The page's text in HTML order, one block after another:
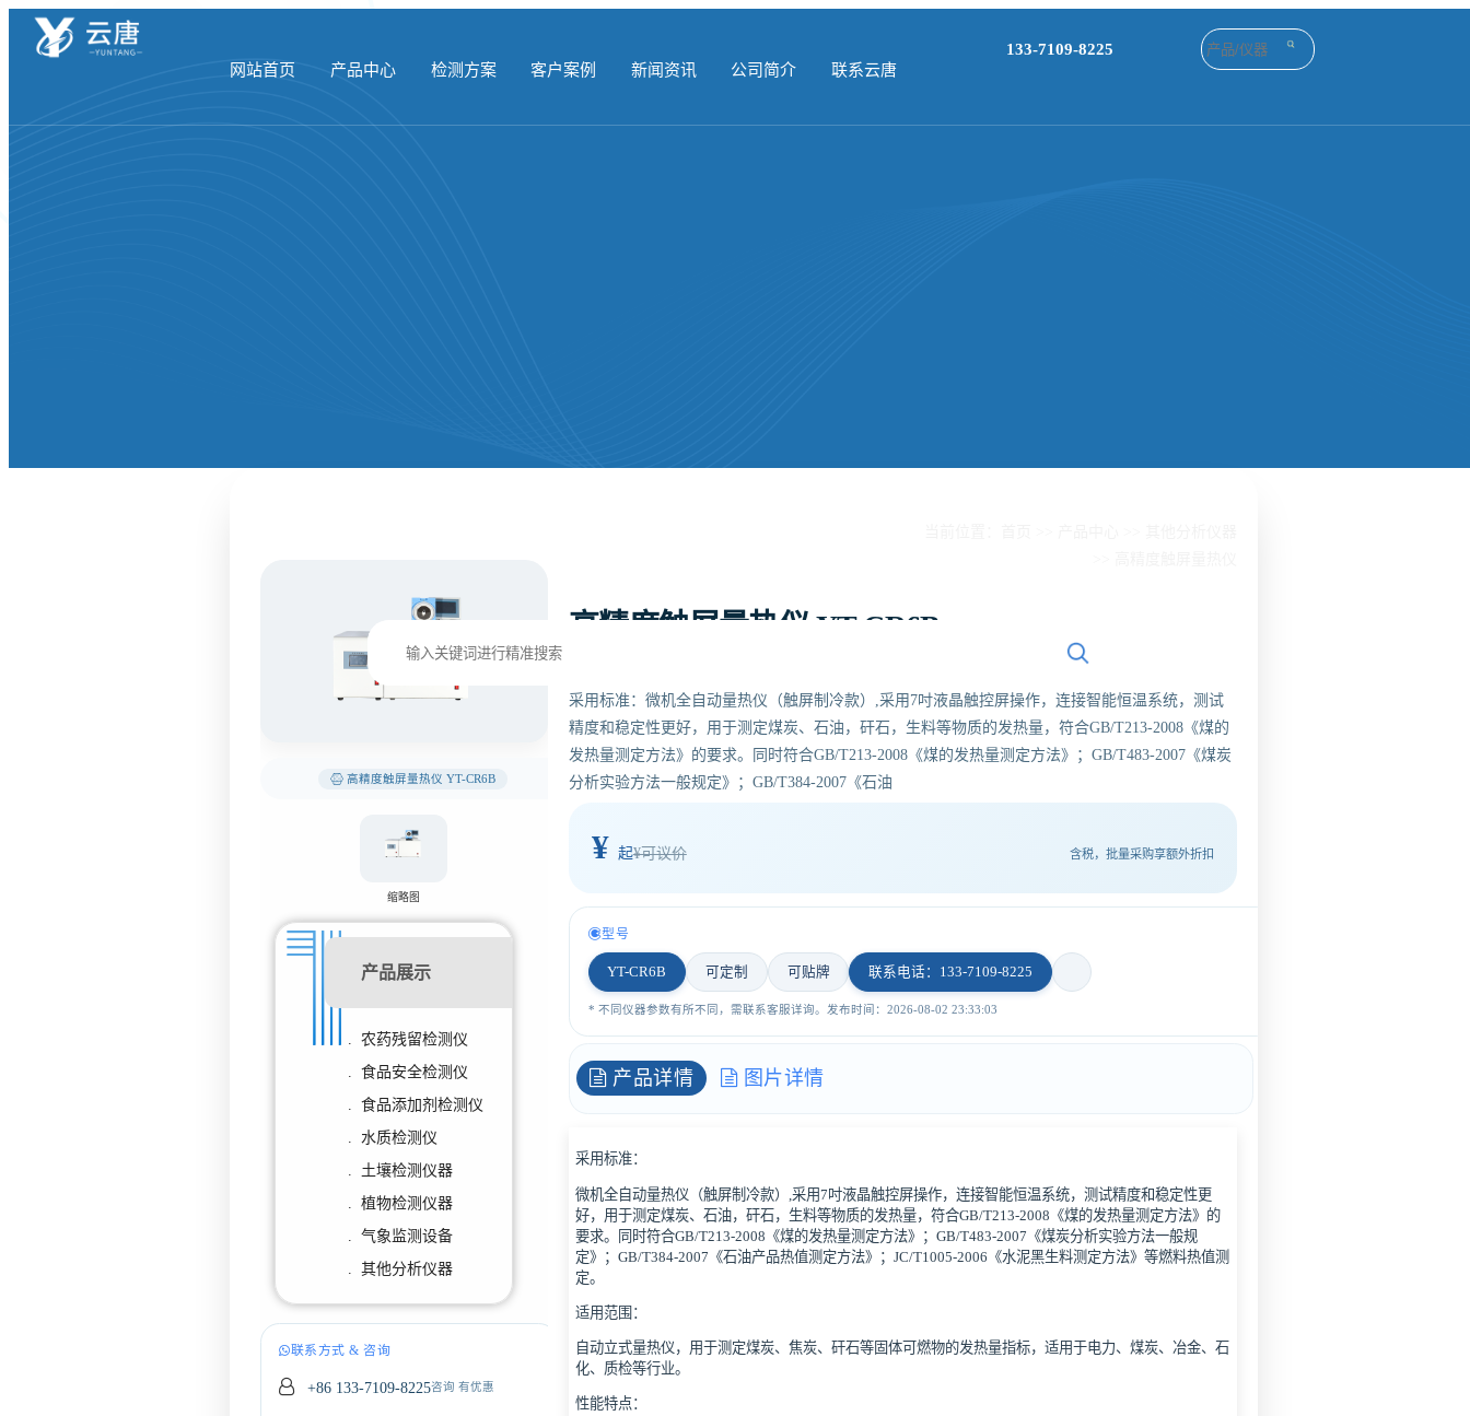
网站首页 产品中心 检测方案 客户案例 新闻资讯 公司简介 联系云唐
133-7109-8225
高精度触屏量热仪 YT-CR6B
缩略图
产品展示
. 农药残留检测仪
. 食品安全检测仪
. 食品添加剂检测仪
. 水质检测仪
. 土壤检测仪器
. 植物检测仪器
. 气象监测设备
. 其他分析仪器
联系方式 & 咨询
+86 133-7109-8225咨询 有优惠
高精度触屏量热仪 YT-CR6B
采用标准：微机全自动量热仪（触屏制冷款）,采用7吋液晶触控屏操作，连接智能恒温系统，测试
精度和稳定性更好，用于测定煤炭、石油，矸石，生料等物质的发热量，符合GB/T213-2008《煤的
发热量测定方法》的要求。同时符合GB/T213-2008《煤的发热量测定方法》；GB/T483-2007《煤炭
分析实验方法一般规定》；GB/T384-2007《石油
¥ 起¥可议价 含税，批量采购享额外折扣
型号
YT-CR6B 可定制 可贴牌 联系电话：133-7109-8225
* 不同仪器参数有所不同，需联系客服详询。发布时间：2026-08-02 23:33:03
产品详情 图片详情
采用标准：
微机全自动量热仪（触屏制冷款）,采用7吋液晶触控屏操作，连接智能恒温系统，测试精度和稳定性更
好，用于测定煤炭、石油，矸石，生料等物质的发热量，符合GB/T213-2008《煤的发热量测定方法》的
要求。同时符合GB/T213-2008《煤的发热量测定方法》；GB/T483-2007《煤炭分析实验方法一般规
定》；GB/T384-2007《石油产品热值测定方法》；JC/T1005-2006《水泥黑生料测定方法》等燃料热值测
定。
适用范围：
自动立式量热仪，用于测定煤炭、焦炭、矸石等固体可燃物的发热量指标，适用于电力、煤炭、冶金、石
化、质检等行业。
性能特点：